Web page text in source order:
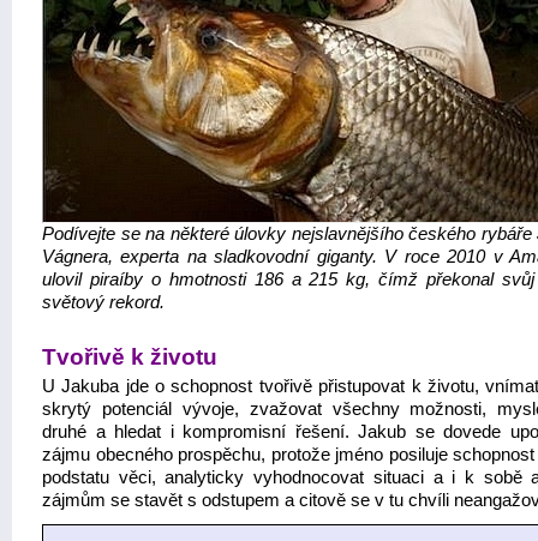
Podívejte se na některé úlovky nejslavnějšího českého rybáře
Vágnera, experta na sladkovodní giganty. V roce 2010 v
ulovil piraíby o hmotnosti 186 a 215 kg, čímž překonal
světový rekord.
Tvořivě k životu
U Jakuba jde o schopnost tvořivě přistupovat k životu,
skrytý potenciál vývoje, zvažovat všechny možnosti,
druhé a hledat i kompromisní řešení. Jakub se dovede
zájmu obecného prospěchu, protože jméno posiluje
podstatu věci, analyticky vyhodnocovat situaci a i k sobě
zájmům se stavět s odstupem a citově se v tu chvíli